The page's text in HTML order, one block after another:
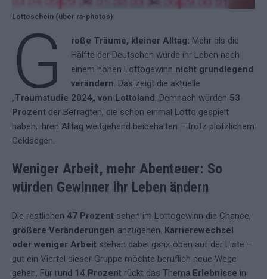
Lottoschein (über ra-photos)
G roße Träume, kleiner Alltag: Mehr als die
Hälfte der Deutschen würde ihr Leben nach
einem hohen Lottogewinn nicht grundlegend
verändern. Das zeigt die aktuelle
„Traumstudie 2024„ von Lottoland. Demnach würden 53
Prozent der Befragten, die schon einmal Lotto gespielt
haben, ihren Alltag weitgehend beibehalten – trotz plötzlichem
Geldsegen.
Weniger Arbeit, mehr Abenteuer: So
würden Gewinner ihr Leben ändern
Die restlichen 47 Prozent sehen im Lottogewinn die Chance,
größere Veränderungen anzugehen. Karrierewechsel
oder weniger Arbeit stehen dabei ganz oben auf der Liste –
gut ein Viertel dieser Gruppe möchte beruflich neue Wege
gehen. Für rund 14 Prozent rückt das Thema Erlebnisse in